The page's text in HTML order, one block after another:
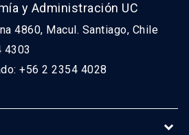
y Administración UC
4860, Macul. Santiago, Chile
4303
+56 2 2354 4028